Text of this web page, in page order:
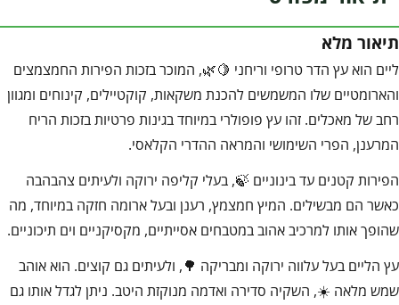
תיאור מלא
ליים הוא עץ הדר טרופי וריחני 🍋🌿, המוכר בזכות הפירות החמצמצים
והארומטיים שלו המשמשים להכנת משקאות, קוקטיילים, קינוחים ומגוון
רחב של מאכלים. זהו עץ פופולרי במיוחד בגינות פרטיות בזכות הריח
המרענן, הפרי השימושי והמראה ההדרי הקלאסי.
הפירות קטנים עד בינוניים 🍃, בעלי קליפה ירוקה ולעיתים צהבהבה
כאשר הם מבשילים. המיץ חמצמץ, רענן ובעל ארומה חזקה במיוחד, מה
שהופך אותו למרכיב אהוב במטבחים אסייתיים, מקסיקניים וים תיכוניים.
עץ הליים בעל עלווה ירוקה ומבריקה 🌳, ולעיתים גם קוצים. הוא אוהב
שמש מלאה ☀️, השקיה סדירה ואדמה מנוקזת היטב. ניתן לגדל אותו גם